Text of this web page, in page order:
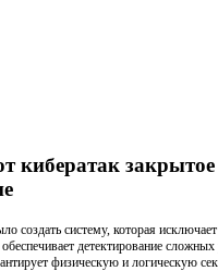
кибератак
создать систему, которая
детектирование
физическую и логическую